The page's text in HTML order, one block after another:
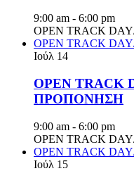
9:00 am - 6:00 pm
OPEN TRACK
OPEN TRACK
Ιούλ 14
OPEN
ΠΡΟΠΟΝΗΣΗ
9:00 am - 6:00 pm
OPEN TRACK
OPEN TRACK
Ιούλ 15